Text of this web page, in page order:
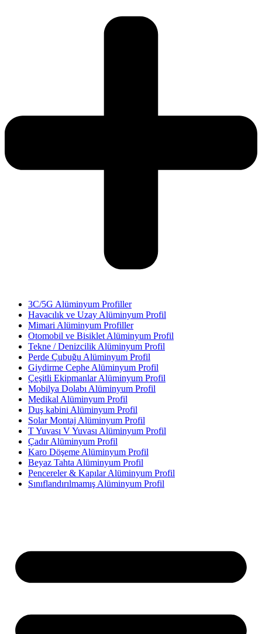
3C/5G Alüminyum Profiller
Havacılık ve Uzay Alüminyum Profil
Mimari Alüminyum Profiller
Otomobil ve Bisiklet Alüminyum Profil
Tekne / Denizcilik Alüminyum Profil
Perde Çubuğu Alüminyum Profil
Giydirme Cephe Alüminyum Profil
Çeşitli Ekipmanlar Alüminyum Profil
Mobilya Dolabı Alüminyum Profil
Medikal Alüminyum Profil
Duş kabini Alüminyum Profil
Solar Montaj Alüminyum Profil
T Yuvası V Yuvası Alüminyum Profil
Çadır Alüminyum Profil
Karo Döşeme Alüminyum Profil
Beyaz Tahta Alüminyum Profil
Pencereler & Kapılar Alüminyum Profil
Sınıflandırılmamış Alüminyum Profil